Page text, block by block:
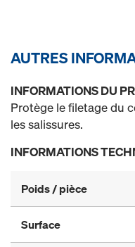
AUTRES
INFORMATIONS DU
Protège le filetage du
les salissures.
INFORMATIONS
Poids / pièce
Surface